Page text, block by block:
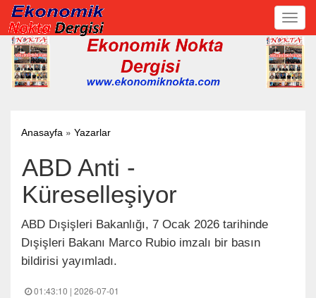
Anasayfa » Yazarlar
ABD Anti -
Küreselleşiyor
ABD Dışişleri Bakanlığı, 7 Ocak 2026 tarihinde
Dışişleri Bakanı Marco Rubio imzalı bir basın
bildirisi yayımladı.
01:43:10 | 2026-07-01